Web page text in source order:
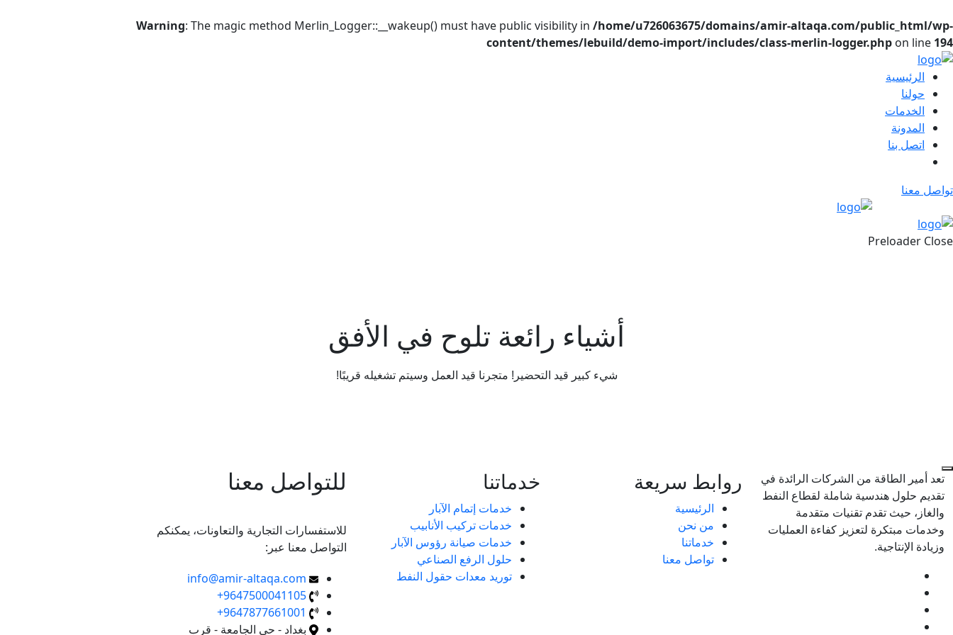
Warning: The magic method Merlin_Logger::__wakeup() must have public visibility in /home/u726063675/domains/amir-altaqa.com/public_html/wp-
content/themes/lebuild/demo-import/includes/class-merlin-logger.php on line 194
الرئيسية
حولنا
الخدمات
المدونة
اتصل بنا
تواصل معنا
Preloader Close
أشياء رائعة تلوح في الأفق
شيء كبير قيد التحضير! متجرنا قيد العمل وسيتم تشغيله قريبًا!
تعد أمير الطاقة من الشركات الرائدة في
تقديم حلول هندسية شاملة لقطاع النفط
والغاز، حيث تقدم تقنيات متقدمة
وخدمات مبتكرة لتعزيز كفاءة العمليات
وزيادة الإنتاجية.
روابط سريعة
الرئيسية
من نحن
خدماتنا
تواصل معنا
خدماتنا
خدمات إتمام الآبار
خدمات تركيب الأنابيب
خدمات صيانة رؤوس الآبار
حلول الرفع الصناعي
توريد معدات حقول النفط
للتواصل معنا
للاستفسارات التجارية والتعاونات، يمكنكم
التواصل معنا عبر:
info@amir-altaqa.com
9647500041105+
9647877661001+
بغداد - حي الجامعة - قرب